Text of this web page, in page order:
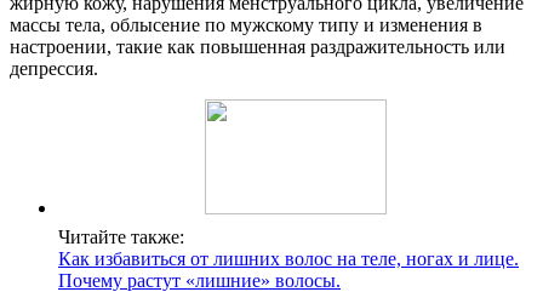
массы тела, облысение по мужскому типу и изменения в
настроении, такие как повышенная раздражительность или
депрессия.
Читайте также:
Как избавиться от лишних волос на теле, ногах и лице.
Почему растут «лишние» волосы.